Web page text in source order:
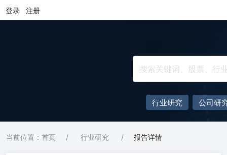
登录 注册
行业研究 公司研
当前位置：首页 / 行业研究 / 报告详情